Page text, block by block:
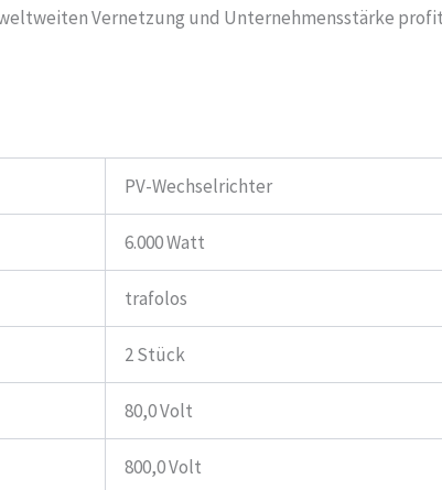
Vernetzung und Unternehmensstärke
PV-Wechselrichter
6.000 Watt
trafolos
2 Stück
80,0 Volt
800,0 Volt